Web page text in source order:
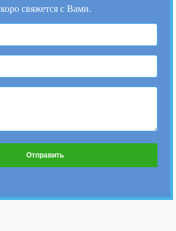
свяжется с Вами.